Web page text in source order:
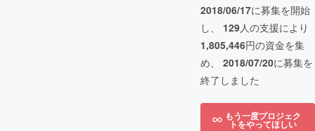
2018/06/17に募集を開始
し、 129人の支援により
1,805,446円の資金を集
め、 2018/07/20に募集を
終了しました
もう一度プロジェク
トをやってほしい